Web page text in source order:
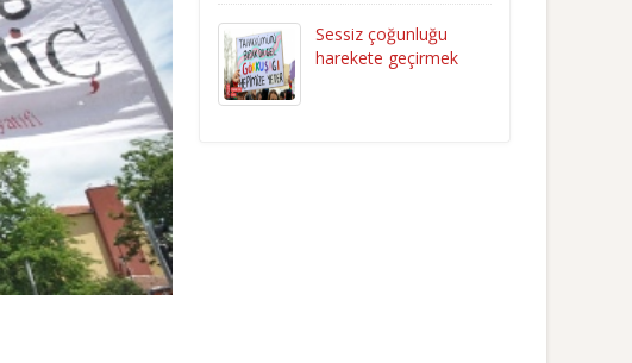
Sessiz çoğunluğu
harekete geçirmek